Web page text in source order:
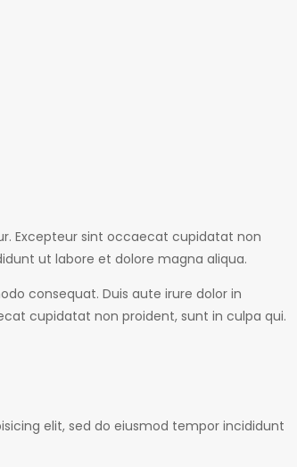
Excepteur sint occaecat cupidatat non
ut labore et dolore magna aliqua.
consequat. Duis aute irure dolor in
cupidatat non proident, sunt in culpa qui.
elit, sed do eiusmod tempor incididunt